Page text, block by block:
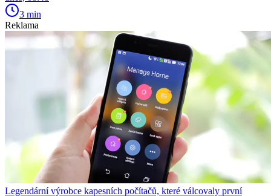
3 min
Reklama
Legendární výrobce kapesních počítačů, které válcovaly první